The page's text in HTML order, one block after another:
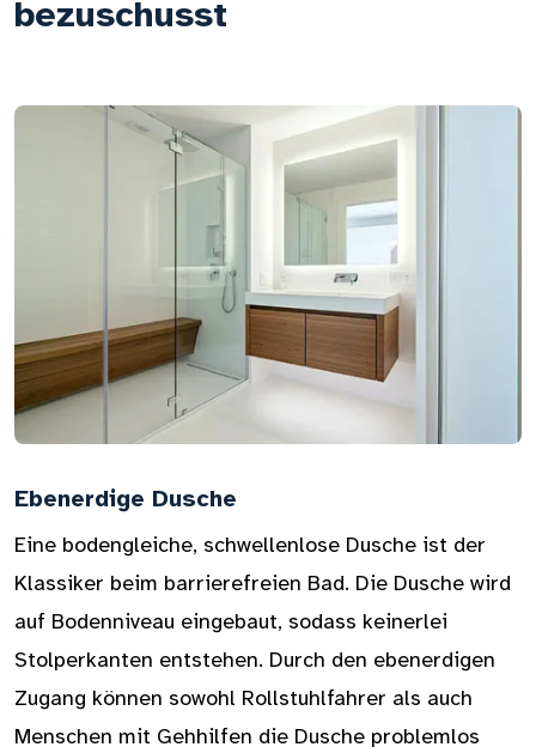
bezuschusst
Ebenerdige Dusche
Eine bodengleiche, schwellenlose Dusche ist der
Klassiker beim barrierefreien Bad. Die Dusche wird
auf Bodenniveau eingebaut, sodass keinerlei
Stolperkanten entstehen. Durch den ebenerdigen
Zugang können sowohl Rollstuhlfahrer als auch
Menschen mit Gehhilfen die Dusche problemlos